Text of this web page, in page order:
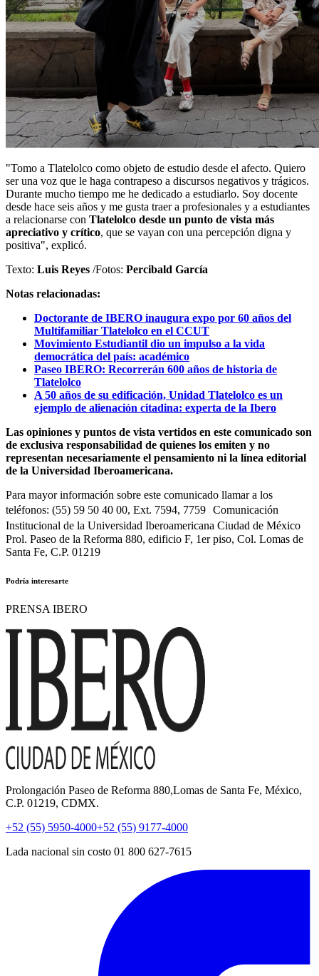
"Tomo a Tlatelolco como objeto de estudio desde el afecto. Quiero
ser una voz que le haga contrapeso a discursos negativos y trágicos.
Durante mucho tiempo me he dedicado a estudiarlo. Soy docente
desde hace seis años y me gusta traer a profesionales y a estudiantes
a relacionarse con Tlatelolco desde un punto de vista más
apreciativo y crítico, que se vayan con una percepción digna y
positiva", explicó.
Texto: Luis Reyes /Fotos: Percibald García
Notas relacionadas:
Doctorante de IBERO inaugura expo por 60 años del
Multifamiliar Tlatelolco en el CCUT
Movimiento Estudiantil dio un impulso a la vida
democrática del país: académico
Paseo IBERO: Recorrerán 600 años de historia de
Tlatelolco
A 50 años de su edificación, Unidad Tlatelolco es un
ejemplo de alienación citadina: experta de la Ibero
Las opiniones y puntos de vista vertidos en este comunicado son
de exclusiva responsabilidad de quienes los emiten y no
representan necesariamente el pensamiento ni la línea editorial
de la Universidad Iberoamericana.
Para mayor información sobre este comunicado llamar a los
teléfonos: (55) 59 50 40 00, Ext. 7594, 7759 Comunicación
Institucional de la Universidad Iberoamericana Ciudad de México
Prol. Paseo de la Reforma 880, edificio F, 1er piso, Col. Lomas de
Santa Fe, C.P. 01219
Podría interesarte
PRENSA IBERO
Prolongación Paseo de Reforma 880,Lomas de Santa Fe, México,
C.P. 01219, CDMX.
+52 (55) 5950-4000+52 (55) 9177-4000
Lada nacional sin costo 01 800 627-7615